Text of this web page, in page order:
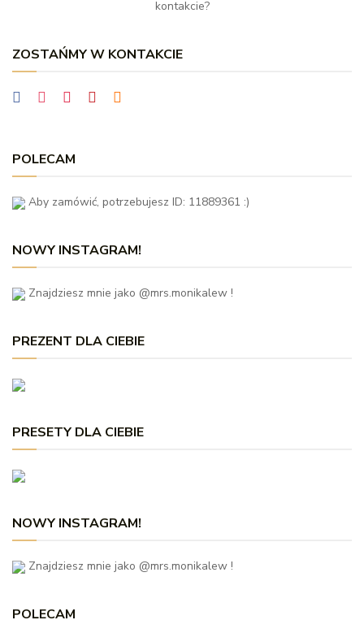
kontakcie?
ZOSTAŃMY W KONTAKCIE
POLECAM
Aby zamówić, potrzebujesz ID: 11889361 :)
NOWY INSTAGRAM!
Znajdziesz mnie jako @mrs.monikalew !
PREZENT DLA CIEBIE
PRESETY DLA CIEBIE
NOWY INSTAGRAM!
Znajdziesz mnie jako @mrs.monikalew !
POLECAM